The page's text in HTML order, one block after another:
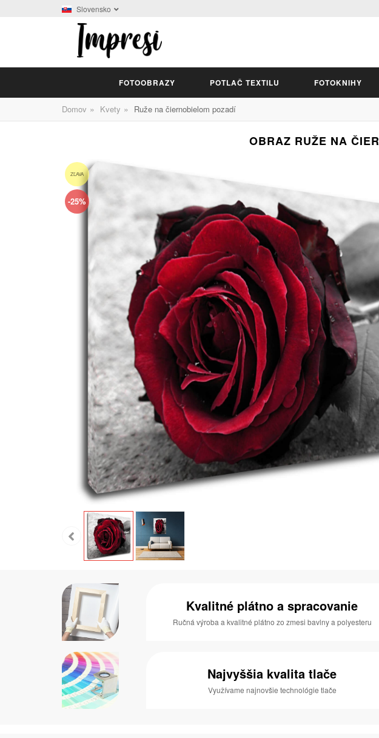
Slovensko
FOTOOBRAZY POTLAČ TEXTILU FOTOKNIHY
Domov » Kvety » Ruže na čiernobielom pozadí
OBRAZ RUŽE NA
ZĽAVA
-25%
Kvalitné plátno a spracovanie
Ručná výroba a kvalitné plátno zo zmesi bavlny a polyesteru
Najvyššia kvalita tlače
Využívame najnovšie technológie tlače